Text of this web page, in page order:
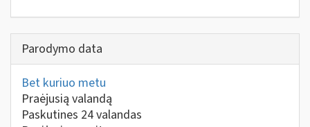
Parodymo data
Bet kuriuo metu
Praėjusią valandą
Paskutines 24 valandas